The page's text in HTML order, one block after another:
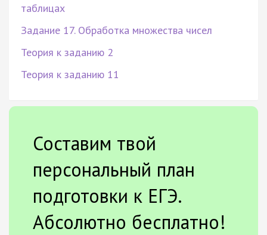
таблицах
Задание 17. Обработка множества чисел
Теория к заданию 2
Теория к заданию 11
Составим твой
персональный план
подготовки к ЕГЭ.
Абсолютно бесплатно!